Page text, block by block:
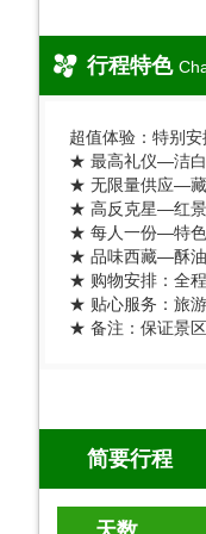
行程特色
超值体验：特别
★ 最高礼仪—洁白
★ 无限量供应—藏
★ 高反克星—红景
★ 每人一份—特色
★ 品味西藏—酥油
★ 购物安排：全
★ 贴心服务：旅
★ 备注：保证景
简要行程